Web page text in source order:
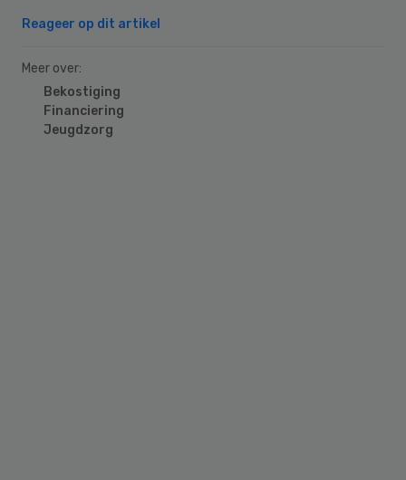
Reageer op dit artikel
Meer over:
Bekostiging
Financiering
Jeugdzorg